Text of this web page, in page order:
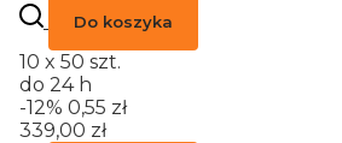
Do koszyka
10 x 50 szt.
do 24 h
-12% 0,55 zł
339,00 zł